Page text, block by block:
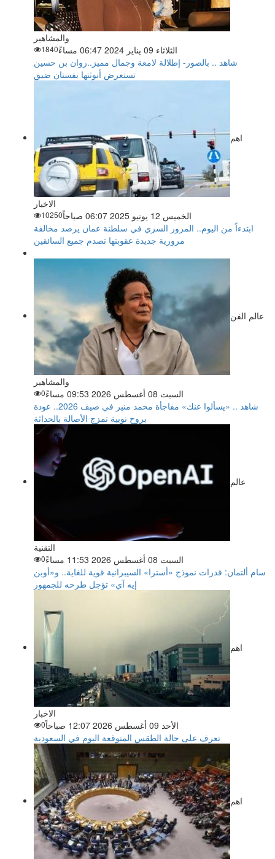
والمشاهير
الثلاثاء 09 يناير 2024 06:47 مساءً
1840
شاهد .. بالصور- إطلالة لامعة وجمال مميز..روان بن حسين
تستعرض أنوثتها بفستان ضيق
اهم
الاخبار
الخميس 12 يونيو 2025 06:07 صباحاً
10250
ابتدءاً من اليوم.. المرور السري في سلطنة عمان يرصد مخالفة
مرورية جديدة عقوبتها تصدم جميع السائقين
عالم الفن
والمشاهير
السبت 08 أغسطس 2026 09:53 مساءً
0
شاهد .. «يسألوا عنك» مفاجأة محمد منير في صيف 2026.. عودة
بروح نوبية تمزج الأصالة بالحداثة
عالم
التقنية
السبت 08 أغسطس 2026 11:53 مساءً
0
سام ألتمان: قدرات نموذج «أسترا» السيبرانية قوية للغاية.. و«أوبن
إيه آي» تؤجل طرحه للجمهور
اهم
الاخبار
الأحد 09 أغسطس 2026 12:07 صباحاً
0
تعرف على حالة الطقس المتوقعة اليوم في السعودية
اهم